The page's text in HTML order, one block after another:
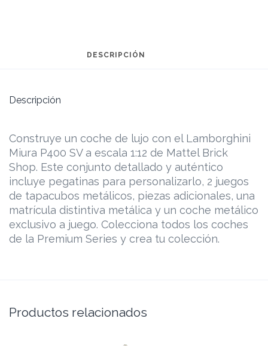
DESCRIPCIÓN
Descripción
Construye un coche de lujo con el Lamborghini
Miura P400 SV a escala 1:12 de Mattel Brick
Shop. Este conjunto detallado y auténtico
incluye pegatinas para personalizarlo, 2 juegos
de tapacubos metálicos, piezas adicionales, una
matrícula distintiva metálica y un coche metálico
exclusivo a juego. Colecciona todos los coches
de la Premium Series ​y crea tu colección.
Productos relacionados